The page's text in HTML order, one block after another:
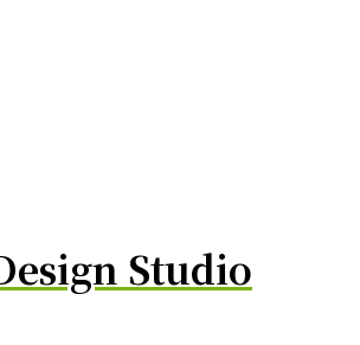
Studio